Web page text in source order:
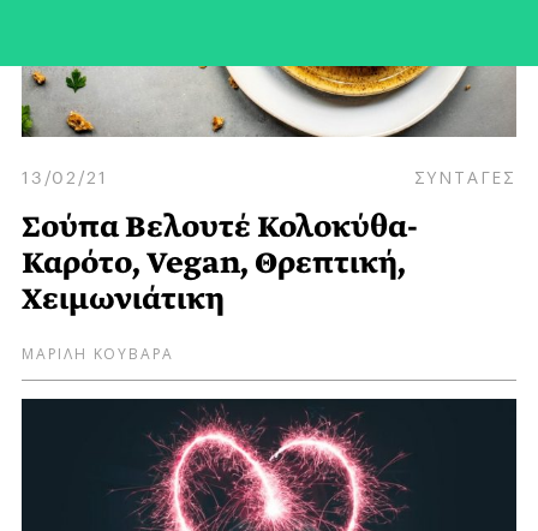
13/02/21 ΣΥΝΤΑΓΕΣ
Σούπα Βελουτέ Κολοκύθα-
Καρότο, Vegan, Θρεπτική,
Χειμωνιάτικη
ΜΑΡΙΛΗ ΚΟΥΒΑΡΑ